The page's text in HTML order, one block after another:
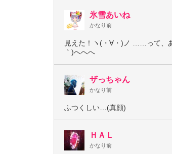
氷雪あいね
かなり前
見えた！ヽ(・∀・)ノ ……って、
｀)へへへ
ザっちゃん
かなり前
ふつくしい…(真顔)
ＨＡＬ
かなり前